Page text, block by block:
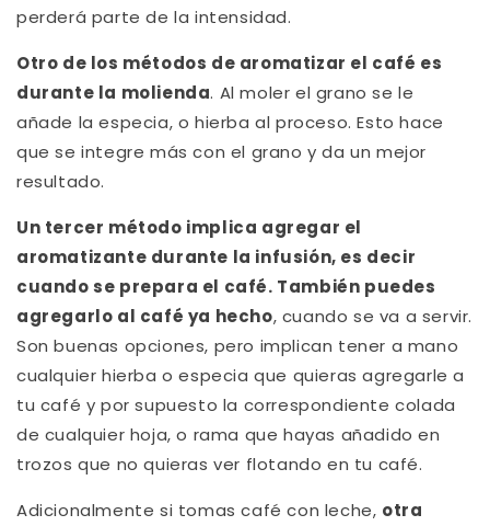
perderá parte de la intensidad.
Otro de los métodos de aromatizar el café es
durante la molienda. Al moler el grano se le
añade la especia, o hierba al proceso. Esto hace
que se integre más con el grano y da un mejor
resultado.
Un tercer método implica agregar el
aromatizante durante la infusión, es decir
cuando se prepara el café. También puedes
agregarlo al café ya hecho, cuando se va a servir.
Son buenas opciones, pero implican tener a mano
cualquier hierba o especia que quieras agregarle a
tu café y por supuesto la correspondiente colada
de cualquier hoja, o rama que hayas añadido en
trozos que no quieras ver flotando en tu café.
Adicionalmente si tomas café con leche, otra